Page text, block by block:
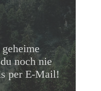
noch nie
per E-Mail!